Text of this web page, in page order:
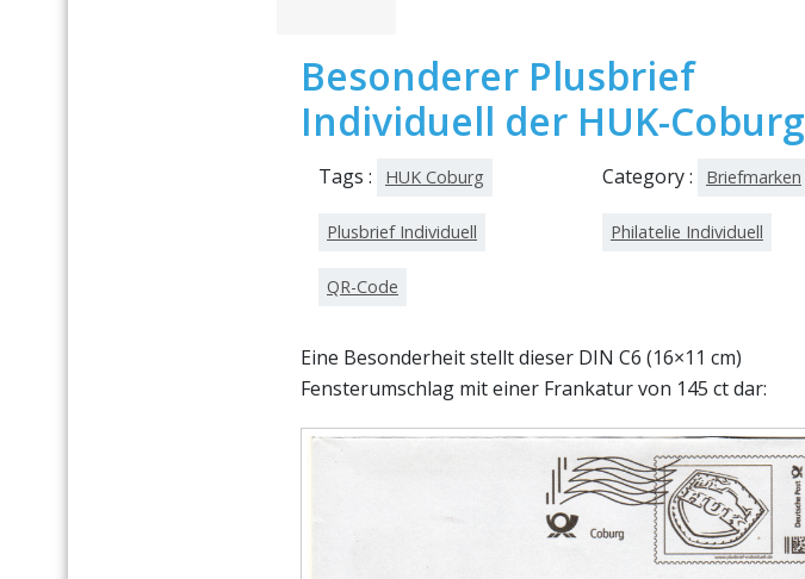
Besonderer Plusbrief
Individuell der HUK-Coburg
Tags : HUK Coburg
Plusbrief Individuell
QR-Code
Category : Briefmarken
Philatelie Individuell
Eine Besonderheit stellt dieser DIN C6 (16×11 cm)
Fensterumschlag mit einer Frankatur von 145 ct dar: